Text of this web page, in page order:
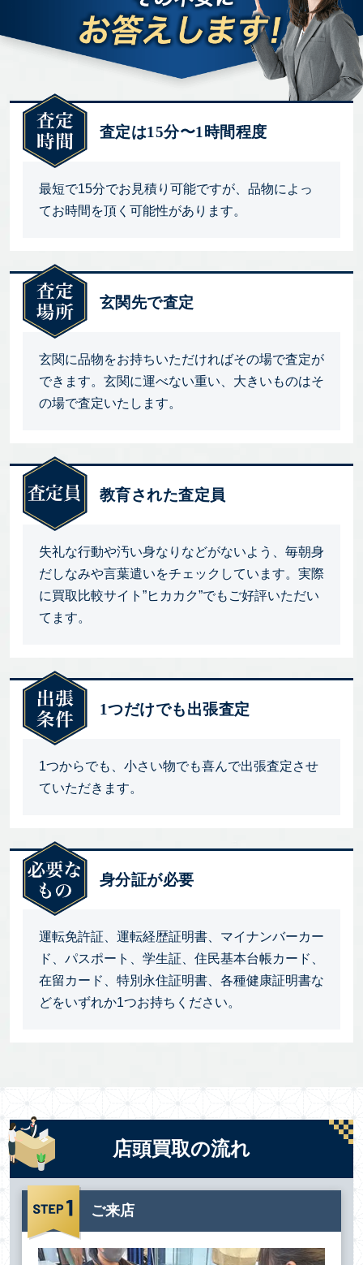
査定は15分〜1時間程度
最短で15分でお見積り可能ですが、品物によっ
てお時間を頂く可能性があります。
玄関先で査定
玄関に品物をお持ちいただければその場で査定が
できます。玄関に運べない重い、大きいものはそ
の場で査定いたします。
教育された査定員
失礼な行動や汚い身なりなどがないよう、毎朝身
だしなみや言葉遣いをチェックしています。実際
に買取比較サイト”ヒカカク”でもご好評いただい
てます。
1つだけでも出張査定
1つからでも、小さい物でも喜んで出張査定させ
ていただきます。
身分証が必要
運転免許証、運転経歴証明書、マイナンバーカー
ド、パスポート、学生証、住民基本台帳カード、
在留カード、特別永住証明書、各種健康証明書な
どをいずれか1つお持ちください。
店頭買取の流れ
ご来店